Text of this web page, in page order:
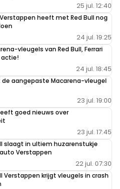
25 jul. 12:40
heeft met Red Bull nog
24 jul. 19:25
vleugels van Red Bull, Ferrari
actie!
24 jul. 18:45
de aangepaste Macarena-vleugel
23 jul. 19:00
goed nieuws over
23 jul. 17:45
slaagt in ultiem huzarenstukje
Verstappen
22 jul. 07:30
Verstappen krijgt vleugels in crash